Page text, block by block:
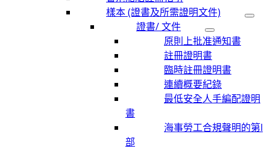
樣本 (證書及所需證明文件)
證書/ 文件
原則上批准通知書
註冊證明書
臨時註冊證明書
連續概要紀錄
最低安全人手編配證明
書
海事勞工合規聲明的第I
部